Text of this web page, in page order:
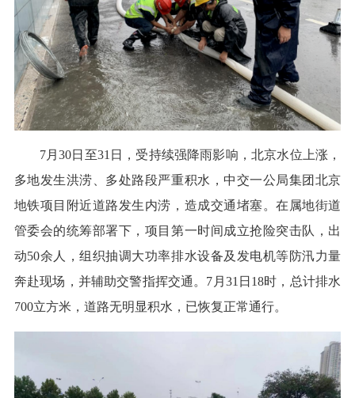
7月30日至31日，受持续强降雨影响，北京水位上涨，
多地发生洪涝、多处路段严重积水，中交一公局集团北京
地铁项目附近道路发生内涝，造成交通堵塞。在属地街道
管委会的统筹部署下，项目第一时间成立抢险突击队，出
动50余人，组织抽调大功率排水设备及发电机等防汛力量
奔赴现场，并辅助交警指挥交通。7月31日18时，总计排水
700立方米，道路无明显积水，已恢复正常通行。